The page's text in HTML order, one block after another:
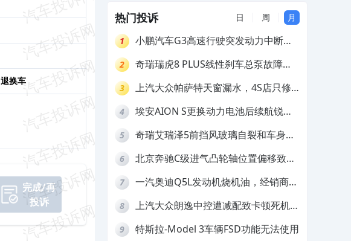
退换车
完成/再
投诉
热门投诉 日 周 月
1
小鹏汽车G3高速行驶突发动力中断，
2
奇瑞瑞虎8 PLUS线性刹车总泵故障，
3
上汽大众帕萨特天窗漏水，4S店只修
4
埃安AION S更换动力电池后续航锐
5
奇瑞艾瑞泽5前挡风玻璃自裂和车身多
6
北京奔驰C级进气凸轮轴位置偏移致发
7
一汽奥迪Q5L发动机烧机油，经销商推
8
上汽大众朗逸中控遭减配致卡顿死机，
9 特斯拉-Model 3车辆FSD功能无法使用